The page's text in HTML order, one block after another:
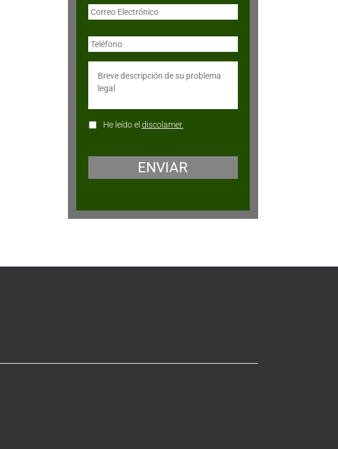
He leído el discolamer.